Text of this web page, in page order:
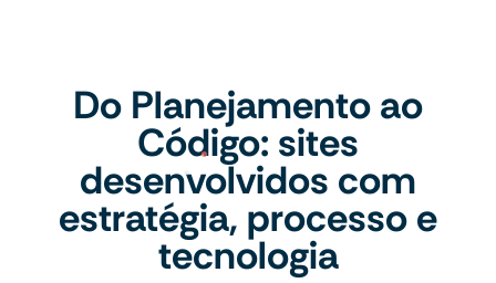
Do Planejamento ao
Código: sites
desenvolvidos com
estratégia, processo e
tecnologia